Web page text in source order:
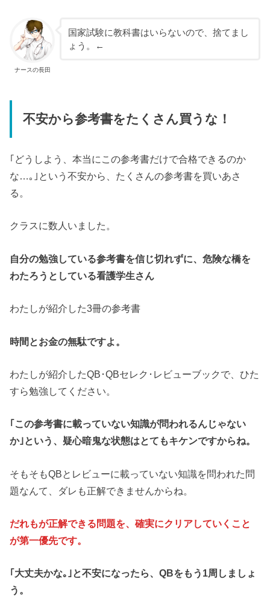
ナースの長田
国家試験に教科書はいらないので、捨てまし
ょう。←
不安から参考書をたくさん買うな！
｢どうしよう、本当にこの参考書だけで合格できるのか
な…｡｣という不安から、たくさんの参考書を買いあさ
る。
クラスに数人いました。
自分の勉強している参考書を信じ切れずに、危険な橋を
わたろうとしている看護学生さん
わたしが紹介した3冊の参考書
時間とお金の無駄ですよ。
わたしが紹介したQB･QBセレク･レビューブックで、ひた
すら勉強してください。
｢この参考書に載っていない知識が問われるんじゃない
か｣という、疑心暗鬼な状態はとてもキケンですからね。
そもそもQBとレビューに載っていない知識を問われた問
題なんて、ダレも正解できませんからね。
だれもが正解できる問題を、確実にクリアしていくこと
が第一優先です。
｢大丈夫かな｡｣と不安になったら、QBをもう1周しましょ
う。